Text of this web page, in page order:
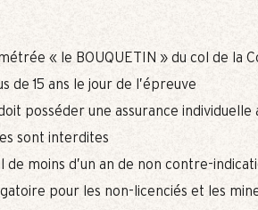
« le BOUQUETIN » du col de la
de 15 ans le jour de l’épreuve
posséder une assurance individuelle
sont interdites
de moins d’un an de non contre-
pour les non-licenciés et les